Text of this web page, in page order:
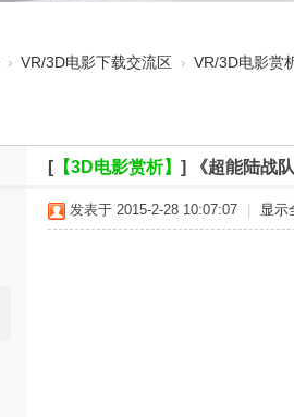
› VR/3D电影下载交流区 › VR/3D电影赏
[【3D电影赏析】 ] 《超能陆战
发表于 2015-2-28 10:07:07 显示